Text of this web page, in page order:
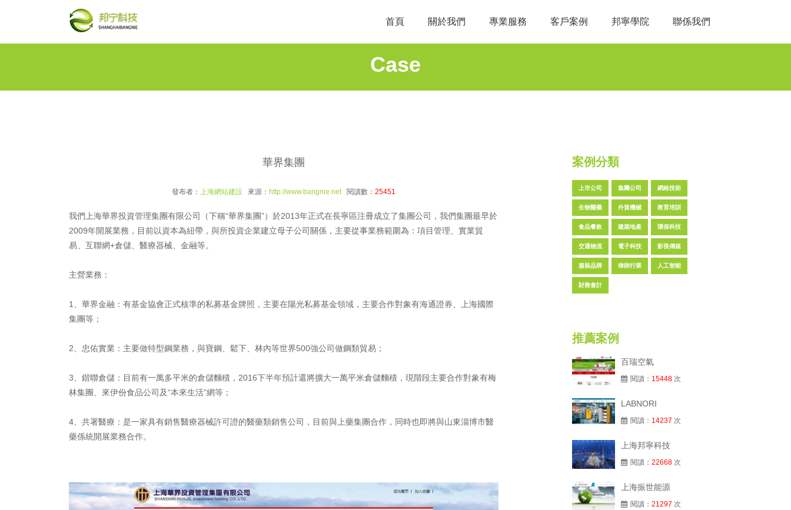
首頁 關於我們 專業服務 客戶案例 邦寧學院 聯係我們
Case
華界集團
發布者： 上海網站建設 來源： http://www.bangnie.net閱讀數： 25451
我們上海華界投資管理集團有限公司（下稱“華界集團”）於2013年正式在長寧區注冊成立了集團公司，我們集團最早於
2009年開展業務，目前以資本為紐帶，與所投資企業建立母子公司關係，主要從事業務範圍為：項目管理、實業貿
易、互聯網+倉儲、醫療器械、金融等。
主營業務：
1、華界金融：有基金協會正式核準的私募基金牌照，主要在陽光私募基金領域，主要合作對象有海通證券、上海國際
集團等；
2、忠佑實業：主要做特型鋼業務，與寶鋼、鬆下、林內等世界500強公司做鋼類貿易；
3、鍇聯倉儲：目前有一萬多平米的倉儲麵積，2016下半年預計還將擴大一萬平米倉儲麵積，現階段主要合作對象有梅
林集團、來伊份食品公司及“本來生活”網等；
4、共署醫療：是一家具有銷售醫療器械許可證的醫藥類銷售公司，目前與上藥集團合作，同時也即將與山東淄博市醫
藥係統開展業務合作。
案例分類
上市公司 集團公司 網絡技術
生物醫藥 外貿機械 教育培訓
食品餐飲 建築地產 環保科技
交通物流 電子科技 影視傳媒
服裝品牌 律師行業 人工智能
財務會計
推薦案例
百瑞空氣
閱讀： 15448 次
LABNORI
閱讀： 14237 次
上海邦寧科技
閱讀： 22668 次
上海振世能源
閱讀： 21297 次